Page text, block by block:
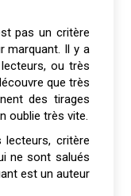
pas un critère
marquant. Il y a
ou très
que très
des tirages
oublie très vite.
lecteurs, critère
ne sont salués
est un auteur